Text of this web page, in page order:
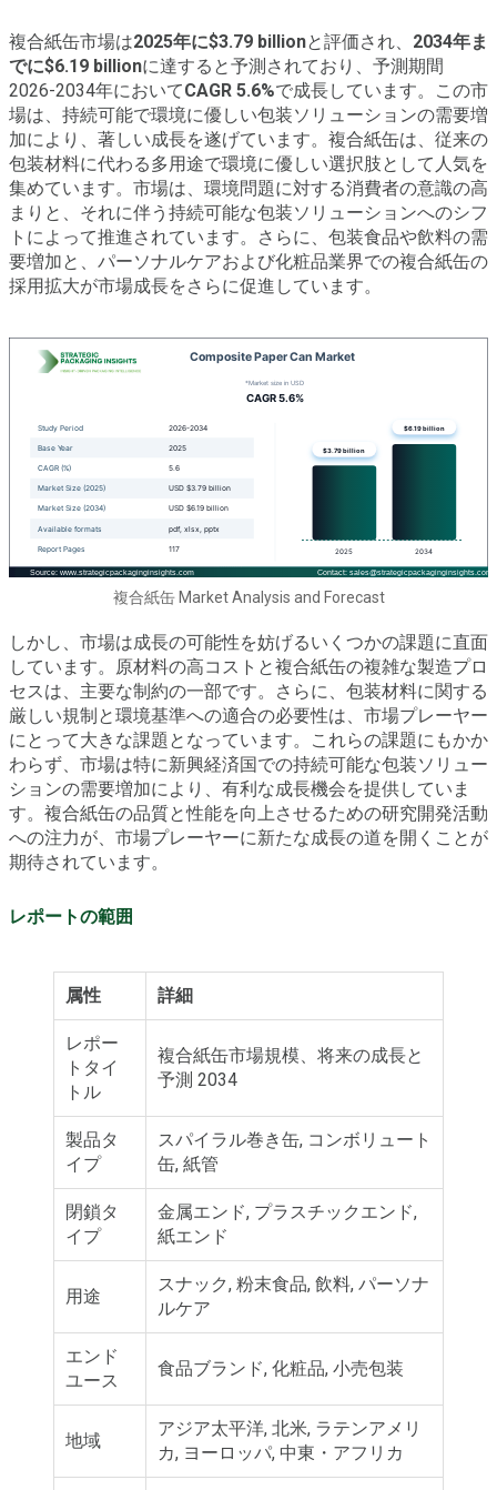
複合紙缶市場は2025年に$3.79 billionと評価され、 2034年ま
でに$6.19 billionに達すると予測されており、予測期間
2026-2034年においてCAGR 5.6%で成長しています。この市
場は、持続可能で環境に優しい包装ソリューションの需要増
加により、著しい成長を遂げています。複合紙缶は、従来の
包装材料に代わる多用途で環境に優しい選択肢として人気を
集めています。市場は、環境問題に対する消費者の意識の高
まりと、それに伴う持続可能な包装ソリューションへのシフ
トによって推進されています。さらに、包装食品や飲料の需
要増加と、パーソナルケアおよび化粧品業界での複合紙缶の
採用拡大が市場成長をさらに促進しています。
複合紙缶 Market Analysis and Forecast
しかし、市場は成長の可能性を妨げるいくつかの課題に直面
しています。原材料の高コストと複合紙缶の複雑な製造プロ
セスは、主要な制約の一部です。さらに、包装材料に関する
厳しい規制と環境基準への適合の必要性は、市場プレーヤー
にとって大きな課題となっています。これらの課題にもかか
わらず、市場は特に新興経済国での持続可能な包装ソリュー
ションの需要増加により、有利な成長機会を提供していま
す。複合紙缶の品質と性能を向上させるための研究開発活動
への注力が、市場プレーヤーに新たな成長の道を開くことが
期待されています。
レポートの範囲
属性 詳細
レポー
トタイ
トル
複合紙缶市場規模、将来の成長と
予測 2034
製品タ
イプ
スパイラル巻き缶, コンボリュート
缶, 紙管
閉鎖タ
イプ
金属エンド, プラスチックエンド,
紙エンド
用途
スナック, 粉末食品, 飲料, パーソナ
ルケア
エンド
ユース
食品ブランド, 化粧品, 小売包装
地域
アジア太平洋, 北米, ラテンアメリ
カ, ヨーロッパ, 中東・アフリカ